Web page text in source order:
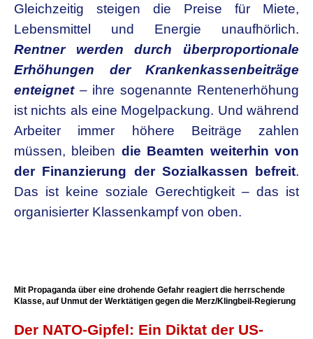
Gleichzeitig steigen die Preise für Miete,
Lebensmittel und Energie unaufhörlich.
Rentner werden durch überproportionale
Erhöhungen der Krankenkassenbeiträge
enteignet– ihre sogenannte Rentenerhöhung
ist nichts als eine Mogelpackung. Und während
Arbeiter immer höhere Beiträge zahlen
müssen, bleiben die Beamten weiterhin von
der Finanzierung der Sozialkassen befreit.
Das ist keine soziale Gerechtigkeit – das ist
organisierter Klassenkampf von oben.
Mit Propaganda über eine drohende Gefahr reagiert die herrschende
Klasse, auf Unmut der Werktätigen gegen die Merz/Klingbeil-Regierung
Der NATO-Gipfel: Ein Diktat der US-